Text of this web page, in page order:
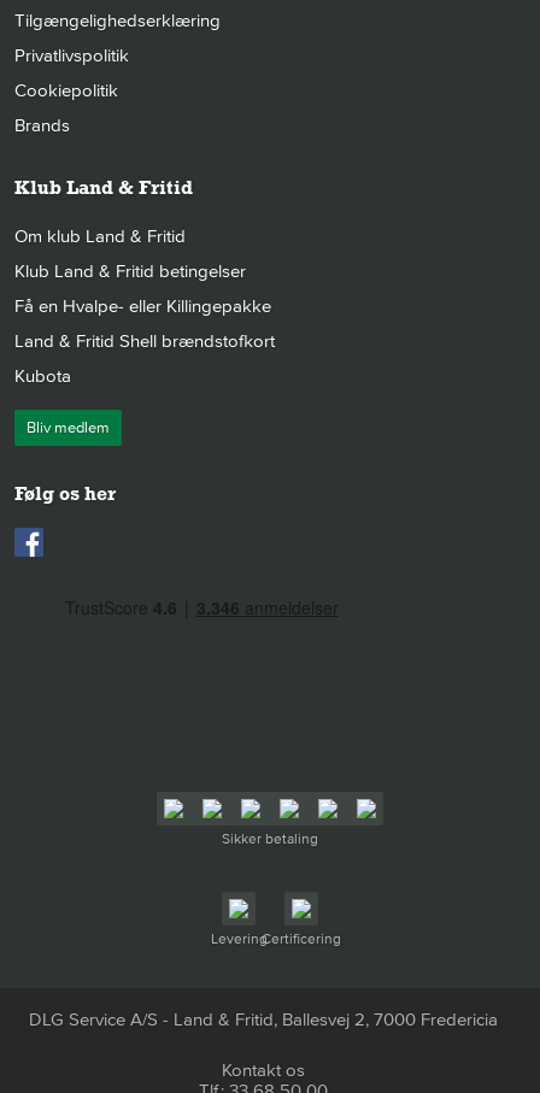
Tilgængelighedserklæring
Privatlivspolitik
Cookiepolitik
Brands
Klub Land & Fritid
Om klub Land & Fritid
Klub Land & Fritid betingelser
Få en Hvalpe- eller Killingepakke
Land & Fritid Shell brændstofkort
Kubota
Bliv medlem
Følg os her
Sikker betaling
LeveringCertificering
DLG Service A/S - Land & Fritid, Ballesvej 2, 7000 Fredericia
Kontakt os